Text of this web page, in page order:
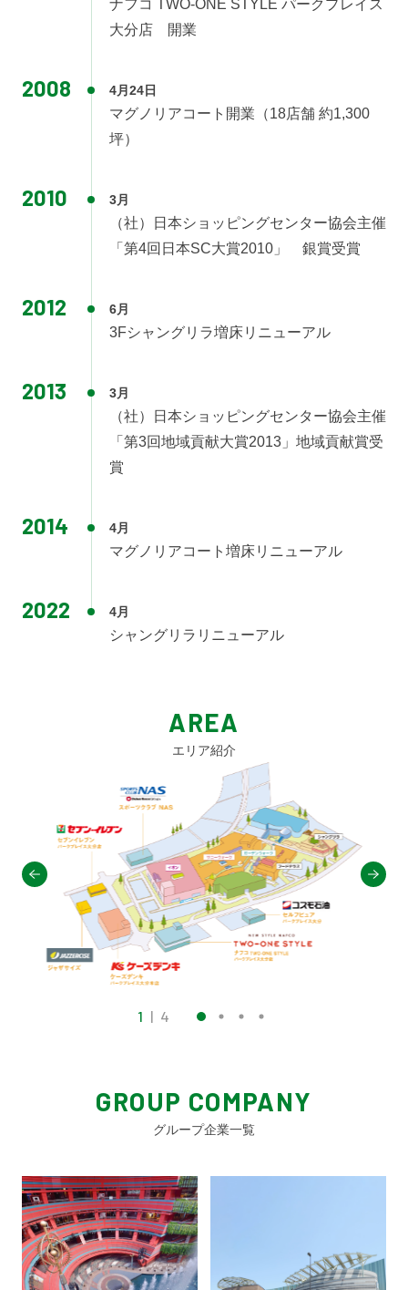
ナフコ TWO-ONE STYLE パークプレイス
大分店 開業
2008 4月24日
マグノリアコート開業（18店舗 約1,300
坪）
2010 3月
（社）日本ショッピングセンター協会主催
「第4回日本SC大賞2010」 銀賞受賞
2012 6月
3Fシャングリラ増床リニューアル
2013 3月
（社）日本ショッピングセンター協会主催
「第3回地域貢献大賞2013」地域貢献賞受
賞
2014 4月
マグノリアコート増床リニューアル
2022 4月
シャングリラリニューアル
AREA
エリア紹介
1 | 4
GROUP COMPANY
グループ企業一覧